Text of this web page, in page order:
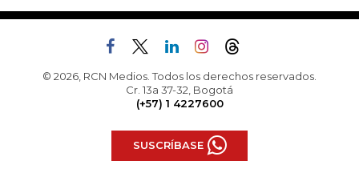
© 2026, RCN Medios. Todos los derechos reservados.
Cr. 13a 37-32, Bogotá
(+57) 1 4227600
SUSCRÍBASE